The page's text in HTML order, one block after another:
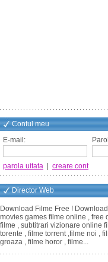
Contul meu
E-mail:
parola uitata creare cont
Director Web
Download Filme Free !
movies games filme online , free
filme , subtitrari vizionare online
torente , filme torrent ,filme noi ,
groaza , filme horor , filme...